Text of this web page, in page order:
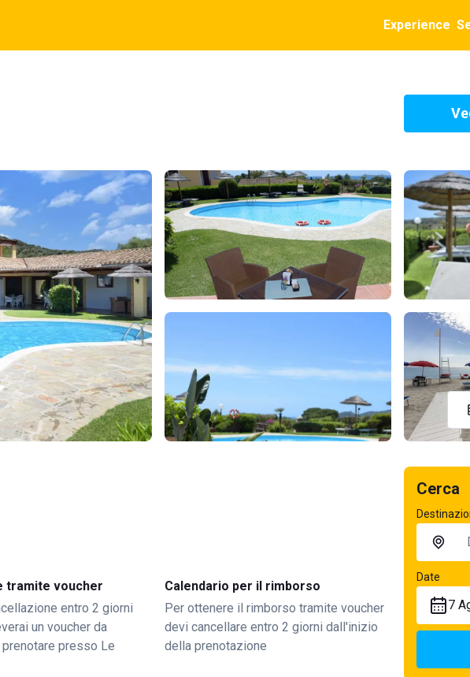
Experience
tramite voucher
entro 2 giorni
un voucher da
presso Le
Calendario per il rimborso
Per ottenere il rimborso tramite voucher
devi cancellare entro 2 giorni dall'inizio
della prenotazione
Cerca
Date
7